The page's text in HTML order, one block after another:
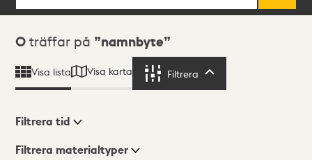
Sökresultat
0 träffar på namnbyte
Visa lista Visa karta Filtrera
Visningsläge
Filtrera tid
Filtrera materialtyper